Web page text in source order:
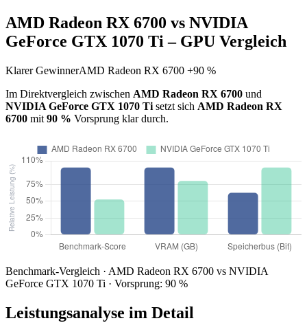
AMD Radeon RX 6700 vs NVIDIA
GeForce GTX 1070 Ti – GPU Vergleich
Klarer GewinnerAMD Radeon RX 6700 +90 %
Im Direktvergleich zwischen AMD Radeon RX 6700 und
NVIDIA GeForce GTX 1070 Ti setzt sich AMD Radeon RX
6700 mit 90 % Vorsprung klar durch.
Benchmark-Vergleich · AMD Radeon RX 6700 vs NVIDIA
GeForce GTX 1070 Ti · Vorsprung: 90 %
Leistungsanalyse im Detail